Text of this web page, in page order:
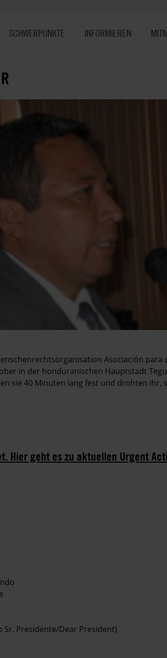
SCHWERPUNKTE INFORMIEREN
Asociación para
in der honduranischen Hauptstadt
sie 40 Minuten lang fest und drohten ihr,
Hier geht es zu aktuellen Urgent
Sr. Presidente/Dear President)